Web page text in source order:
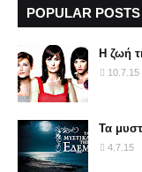
POPULAR POSTS
Η ζωή
10.7.15
Τα
4.7.15